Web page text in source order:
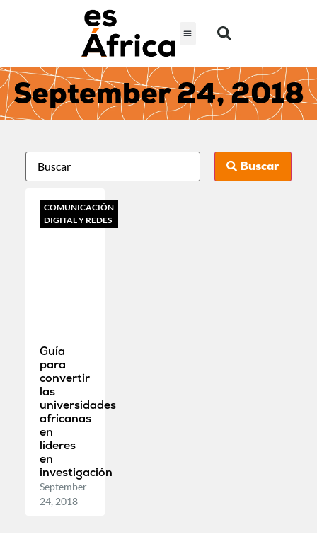
September 24, 2018
Buscar
COMUNICACIÓN
DIGITAL Y REDES
Guía
para
convertir
las
universidades
africanas
en
líderes
en
investigación
September
24, 2018